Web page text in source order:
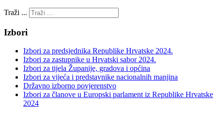
Traži ...
Izbori
Izbori za predsjednika Republike Hrvatske 2024.
Izbori za zastupnike u Hrvatski sabor 2024.
Izbori za tijela Županije, gradova i općina
Izbori za vijeća i predstavnike nacionalnih manjina
Državno izborno povjerenstvo
Izbori za članove u Europski parlament iz Republike Hrvatske
2024